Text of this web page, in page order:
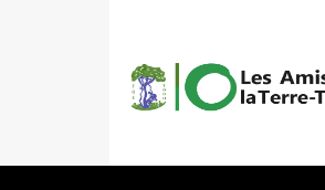
PROPOS